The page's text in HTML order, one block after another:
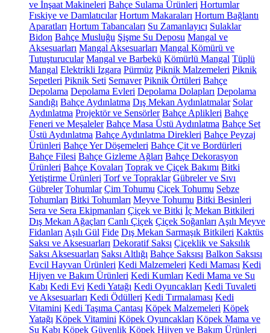
ve İnşaat Makineleri Bahçe Sulama Ürünleri Hortumlar
Fıskiye ve Damlatıcılar Hortum Makaraları Hortum Bağlantı
Aparatları Hortum Tabancaları Su Zamanlayıcı Sulaklar
Bidon Bahçe Musluğu Şişme Su Deposu Mangal ve
Aksesuarları Mangal Aksesuarları Mangal Kömürü ve
Tutuşturucular Mangal ve Barbekü Kömürlü Mangal Tüplü
Mangal Elektrikli Izgara Pürmüz Piknik Malzemeleri Piknik
Sepetleri Piknik Seti Semaver Piknik Örtüleri Bahçe
Depolama Depolama Evleri Depolama Dolapları Depolama
Sandığı Bahçe Aydınlatma Dış Mekan Aydınlatmalar Solar
Aydınlatma Projektör ve Sensörler Bahçe Aplikleri Bahçe
Feneri ve Meşaleler Bahçe Masa Üstü Aydınlatma Bahçe Set
Üstü Aydınlatma Bahçe Aydınlatma Direkleri Bahçe Peyzaj
Ürünleri Bahçe Yer Döşemeleri Bahçe Çit ve Bordürleri
Bahçe Filesi Bahçe Gizleme Ağları Bahçe Dekorasyon
Ürünleri Bahçe Kovaları Toprak ve Çiçek Bakımı Bitki
Yetiştirme Ürünleri Torf ve Topraklar Gübreler ve Sıvı
Gübreler Tohumlar Çim Tohumu Çiçek Tohumu Sebze
Tohumları Bitki Tohumları Meyve Tohumu Bitki Besinleri
Sera ve Sera Ekipmanları Çiçek ve Bitki İç Mekan Bitkileri
Dış Mekan Ağaçları Canlı Çiçek Çiçek Soğanları Aşılı Meyve
Fidanları Aşılı Gül Fide Dış Mekan Sarmaşık Bitkileri Kaktüs
Saksı ve Aksesuarları Dekoratif Saksı Çiçeklik ve Saksılık
Saksı Aksesuarları Saksı Altlığı Bahçe Saksısı Balkon Saksısı
Evcil Hayvan Ürünleri Kedi Malzemeleri Kedi Maması Kedi
Hijyen ve Bakım Ürünleri Kedi Kumları Kedi Mama ve Su
Kabı Kedi Evi Kedi Yatağı Kedi Oyuncakları Kedi Tuvaleti
ve Aksesuarları Kedi Ödülleri Kedi Tırmalaması Kedi
Vitamini Kedi Taşıma Çantası Köpek Malzemeleri Köpek
Yatağı Köpek Vitamini Köpek Oyuncakları Köpek Mama ve
Su Kabı Köpek Güvenlik Köpek Hijyen ve Bakım Ürünleri